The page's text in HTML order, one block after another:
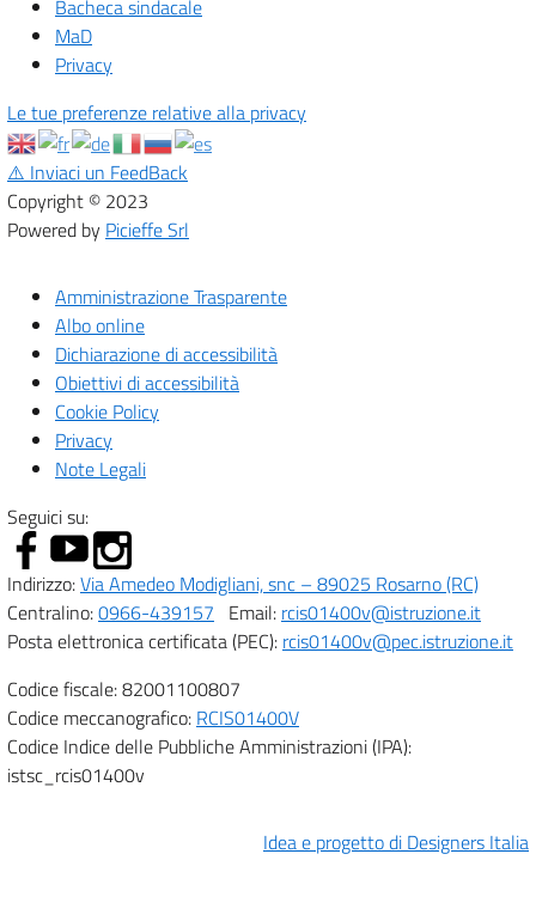
Bacheca sindacale
MaD
Privacy
Le tue preferenze relative alla privacy
⚠️ Inviaci un FeedBack
Copyright © 2023
Powered by Picieffe Srl
Amministrazione Trasparente
Albo online
Dichiarazione di accessibilità
Obiettivi di accessibilità
Cookie Policy
Privacy
Note Legali
Seguici su:
Indirizzo:Via Amedeo Modigliani, snc – 89025 Rosarno (RC)
Centralino:0966-439157 Email: rcis01400v@istruzione.it
Posta elettronica certificata (PEC): rcis01400v@pec.istruzione.it
Codice fiscale: 82001100807
Codice meccanografico: RCIS01400V
Codice Indice delle Pubbliche Amministrazioni (IPA):
istsc_rcis01400v
Idea e progetto di Designers Italia